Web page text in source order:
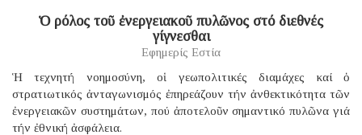
Ὁ ρόλος τοῦ ἐνεργειακοῦ πυλῶνος στό διεθνές
γίγνεσθαι
Εφημερίς Εστία
Ἡ τεχνητή νοημοσύνη, οἱ γεωπολιτικές διαμάχες καί ὁ
στρατιωτικός ἀνταγωνισμός ἐπηρεάζουν τήν ἀνθεκτικότητα τῶν
ἐνεργειακῶν συστημάτων, πού ἀποτελοῦν σημαντικό πυλῶνα γιά
τήν ἐθνική ἀσφάλεια.